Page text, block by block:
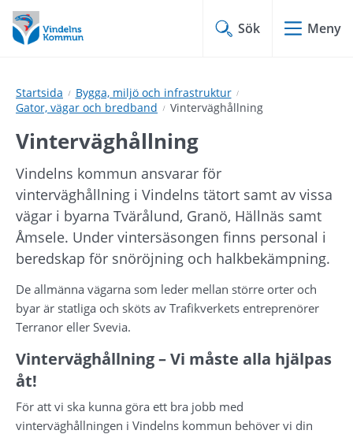
Hoppa
till
innehåll
Hoppa
till
undermeny
Sök Meny
Startsida
Bygga, miljö och infrastruktur
Gator, vägar och bredband
Vinterväghållning
Vinterväghållning
Vindelns kommun ansvarar för
vinterväghållning i Vindelns tätort samt av vissa
vägar i byarna Tvärålund, Granö, Hällnäs samt
Åmsele. Under vintersäsongen finns personal i
beredskap för snöröjning och halkbekämpning.
De allmänna vägarna som leder mellan större orter och
byar är statliga och sköts av Trafikverkets entreprenörer
Terranor eller Svevia.
Vinterväghållning – Vi måste alla hjälpas
åt!
För att vi ska kunna göra ett bra jobb med
vinterväghållningen i Vindelns kommun behöver vi din